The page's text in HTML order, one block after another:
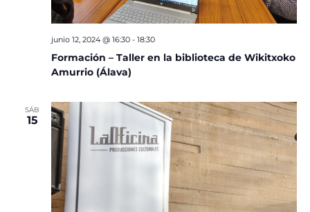
Formación – Taller en la biblioteca de Wikitxoko
Amurrio (Álava)
junio 12, 2024 @ 16:30- 18:30
SÁB
15